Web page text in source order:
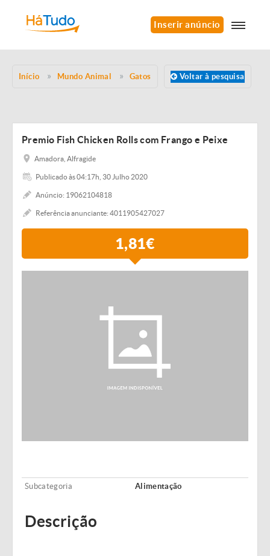
Inserir anúncio
Início Mundo Animal Gatos Voltar à pesquisa
Premio Fish Chicken Rolls com Frango e Peixe
Amadora, Alfragide
Publicado às 04:17h, 30 Julho 2020
Anúncio: 19062104818
Referência anunciante: 4011905427027
1,81€
Subcategoria Alimentação
Descrição